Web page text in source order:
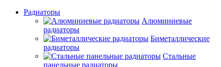
Радиаторы
Алюминиевые
радиаторы
Биметаллические
радиаторы
Стальные
панельные радиаторы